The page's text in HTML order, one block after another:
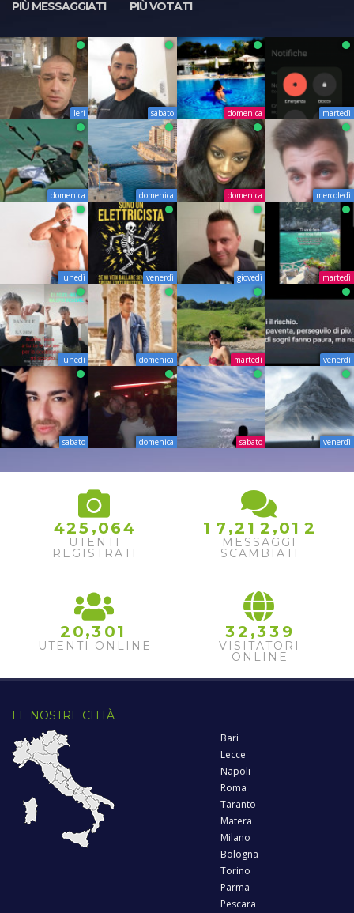
PIÙ MESSAGGIATI
PIÙ VOTATI
Ieri sabato domenica martedì
domenica domenica domenica mercoledì
lunedì venerdì giovedì martedì
lunedì domenica martedì venerdì
sabato domenica sabato venerdì
425 ,064
UTENTI
REGISTRATI
1 7 ,2 1 2 ,01 2
MESSAGGI
SCAMBIATI
2 0,3 01
UTENTI ONLINE
32 ,33 9
VISITATORI
ONLINE
LE NOSTRE CITTÀ
Bari
Lecce
Napoli
Roma
Taranto
Matera
Milano
Bologna
Torino
Parma
Pescara